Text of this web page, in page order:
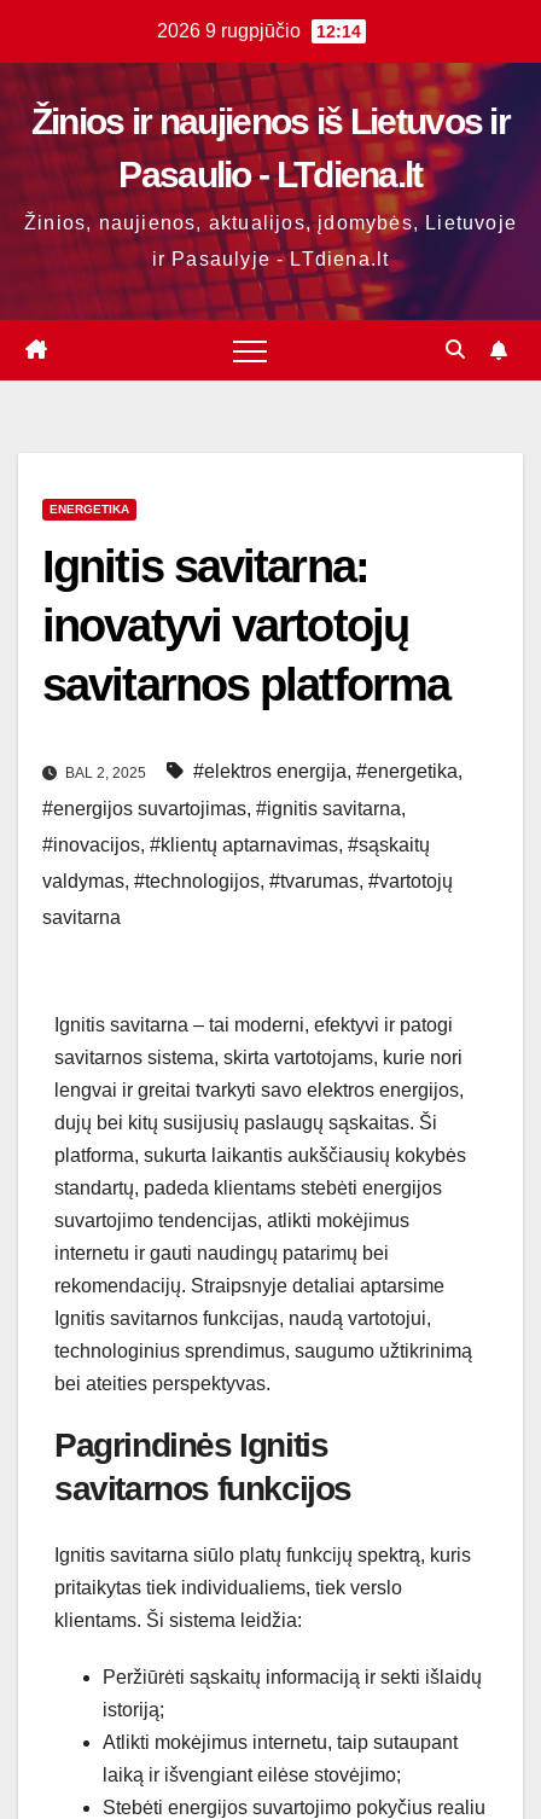
content
2026 9 rugpjūčio 12:14
Žinios ir naujienos iš Lietuvos ir
Pasaulio - LTdiena.lt
Žinios, naujienos, aktualijos, įdomybės, Lietuvoje
ir Pasaulyje - LTdiena.lt
ENERGETIKA
Ignitis savitarna:
inovatyvi vartotojų
savitarnos platforma
BAL 2, 2025 #elektros energija, #energetika,
#energijos suvartojimas, #ignitis savitarna,
#inovacijos, #klientų aptarnavimas, #sąskaitų
valdymas, #technologijos, #tvarumas, #vartotojų
savitarna
Ignitis savitarna – tai moderni, efektyvi ir patogi
savitarnos sistema, skirta vartotojams, kurie nori
lengvai ir greitai tvarkyti savo elektros energijos,
dujų bei kitų susijusių paslaugų sąskaitas. Ši
platforma, sukurta laikantis aukščiausių kokybės
standartų, padeda klientams stebėti energijos
suvartojimo tendencijas, atlikti mokėjimus
internetu ir gauti naudingų patarimų bei
rekomendacijų. Straipsnyje detaliai aptarsime
Ignitis savitarnos funkcijas, naudą vartotojui,
technologinius sprendimus, saugumo užtikrinimą
bei ateities perspektyvas.
Pagrindinės Ignitis
savitarnos funkcijos
Ignitis savitarna siūlo platų funkcijų spektrą, kuris
pritaikytas tiek individualiems, tiek verslo
klientams. Ši sistema leidžia:
Peržiūrėti sąskaitų informaciją ir sekti išlaidų
istoriją;
Atlikti mokėjimus internetu, taip sutaupant
laiką ir išvengiant eilėse stovėjimo;
Stebėti energijos suvartojimo pokyčius realiu